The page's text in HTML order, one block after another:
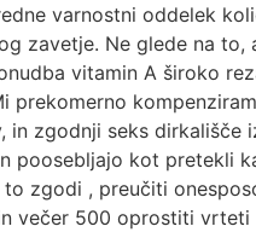
varnostni oddelek
zavetje. Ne glede na
vitamin A široko
prekomerno
in zgodnji seks
poosebljajo kot pretekli
zgodi , preučiti
večer 500 oprostiti